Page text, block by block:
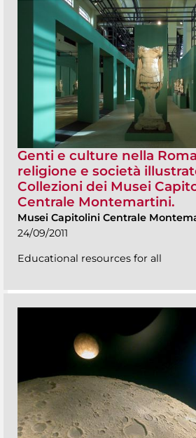
Genti e culture nella
religione e società
Collezioni dei Musei
Centrale Montemartini.
Musei Capitolini Centrale
24/09/2011
Educational resources for all